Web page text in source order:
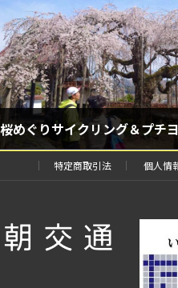
特定商取引法 個人情